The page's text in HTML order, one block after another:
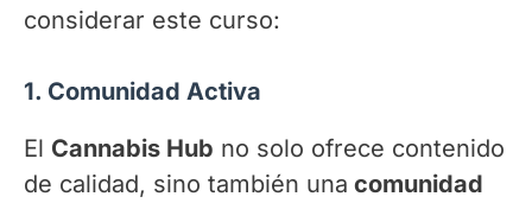
considerar este curso:
1. Comunidad Activa
El Cannabis Hub no solo ofrece contenido
de calidad, sino también una comunidad